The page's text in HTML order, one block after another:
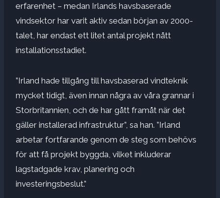
erfarenhet – medan Irlands havsbaserade
vindsektor har varit aktiv sedan början av 2000-
talet, har endast ett litet antal projekt nått
installationsstadiet.
”Irland hade tillgång till havsbaserad vindteknik
mycket tidigt, även innan några av våra grannar i
Storbritannien, och de har gått framåt när det
gäller installerad infrastruktur”, sa han. ”Irland
arbetar fortfarande genom de steg som behövs
för att få projekt byggda, vilket inkluderar
lagstadgade krav, planering och
investeringsbeslut.”